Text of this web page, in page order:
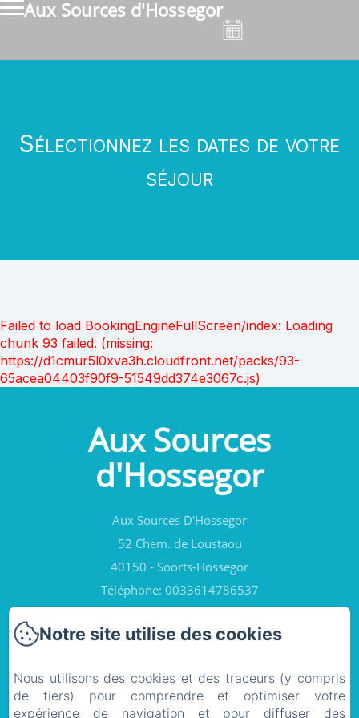
Aux Sources d'Hossegor
Sélectionnez les dates de votre
séjour
Failed to load BookingEngineFullScreen/index: Loading
chunk 93 failed. (missing:
https://d1cmur5l0xva3h.cloudfront.net/packs/93-
65acea04403f90f9-51549dd374e3067c.js)
Aux Sources
d'Hossegor
Aux Sources D'Hossegor
52 Chem. de Loustaou
40150 - Soorts-Hossegor
Téléphone: 0033614786537
Accueil
Notre site utilise des cookies
Nous utilisons des cookies et des traceurs (y compris
de tiers) pour comprendre et optimiser votre
expérience de navigation et pour diffuser des